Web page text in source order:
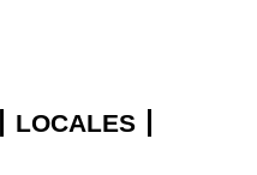
LOCALES